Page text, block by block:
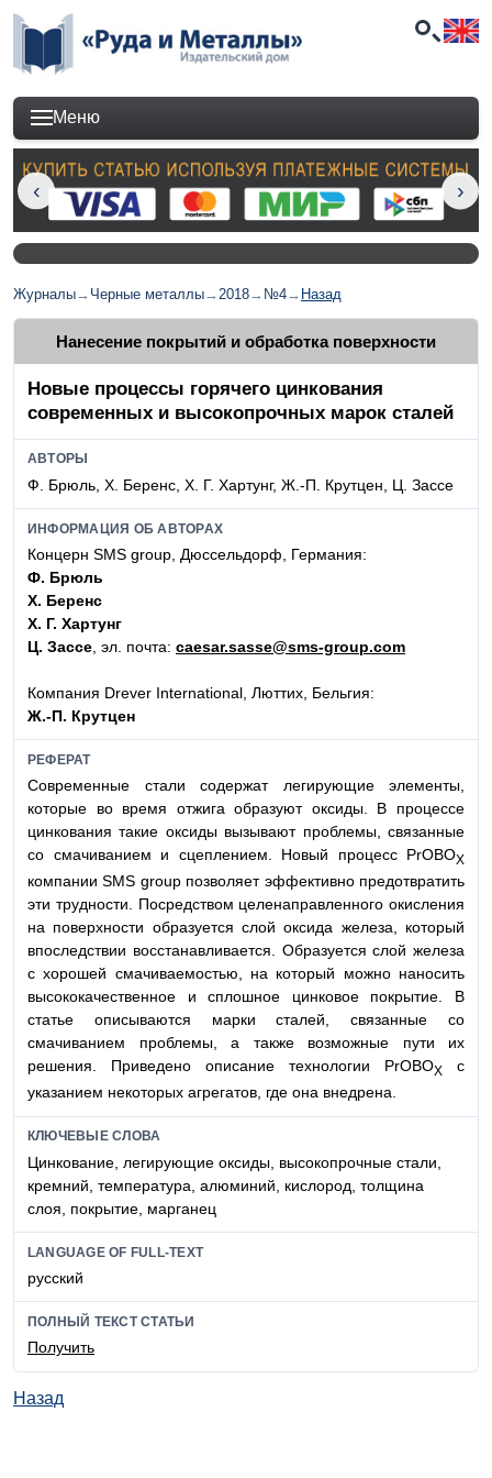
Меню
Журналы→ Черные металлы→2018→ №4→ Назад
Нанесение покрытий и обработка поверхности
Новые процессы горячего цинкования
современных и высокопрочных марок сталей
АВТОРЫ
Ф. Брюль, Х. Беренс, Х. Г. Хартунг, Ж.-П. Крутцен, Ц. Зассе
ИНФОРМАЦИЯ ОБ АВТОРАХ
Концерн SMS group, Дюссельдорф, Германия:
Ф. Брюль
Х. Беренс
Х. Г. Хартунг
Ц. Зассе , эл. почта: caesar.sasse@sms-group.com
Компания Drever International, Люттих, Бельгия:
Ж.-П. Крутцен
РЕФЕРАТ
Современные стали содержат легирующие элементы,
которые во время отжига образуют оксиды. В процессе
цинкования такие оксиды вызывают проблемы, связанные
со смачиванием и сцеплением. Новый процесс PrOBOX
компании SMS group позволяет эффективно предотвратить
эти трудности. Посредством целенаправленного окисления
на поверхности образуется слой оксида железа, который
впоследствии восстанавливается. Образуется слой железа
с хорошей смачиваемостью, на который можно наносить
высококачественное и сплошное цинковое покрытие. В
статье описываются марки сталей, связанные со
смачиванием проблемы, а также возможные пути их
решения. Приведено описание технологии PrOBOX с
указанием некоторых агрегатов, где она внедрена.
КЛЮЧЕВЫЕ СЛОВА
Цинкование, легирующие оксиды, высокопрочные стали,
кремний, температура, алюминий, кислород, толщина
слоя, покрытие, марганец
LANGUAGE OF FULL-TEXT
русский
ПОЛНЫЙ ТЕКСТ СТАТЬИ
Получить
Назад